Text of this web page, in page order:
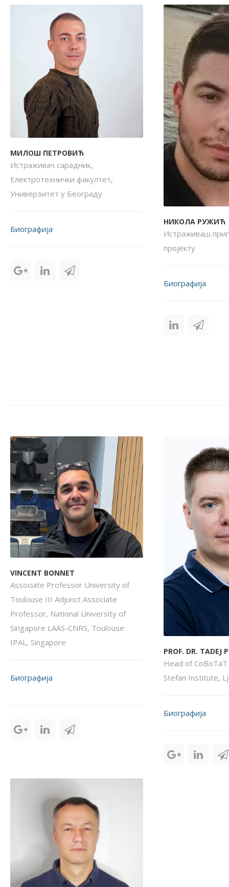
МИЛОШ ПЕТРОВИЋ
Истраживач сарадник,
Електротехнички факултет,
Универзитет у Београду
Биографија
НИКОЛА РУЖИЋ
Истраживаш
пројекту
Биографија
VINCENT BONNET
Associate Professor University of
Toulouse III Adjunct Associate
Professor, National University of
Singapore LAAS-CNRS, Toulouse
IPAL, Singapore
Биографија
PROF. DR. TADEJ
Head of
Stefan Institute,
Биографија